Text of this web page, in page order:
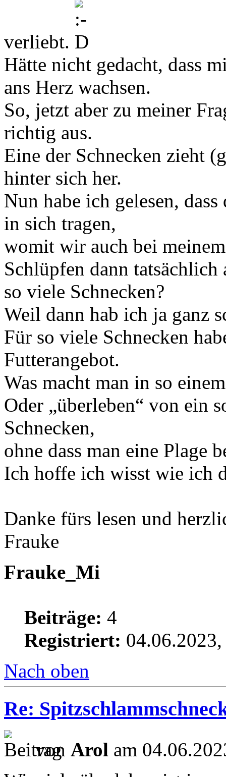
verliebt.
Hätte nicht gedacht, dass
ans Herz wachsen.
So, jetzt aber zu meiner
richtig aus.
Eine der Schnecken zieht
hinter sich her.
Nun habe ich gelesen,
in sich tragen,
womit wir auch bei
Schlüpfen dann tatsächlich
so viele Schnecken?
Weil dann hab ich ja ganz
Für so viele Schnecken
Futterangebot.
Was macht man in so
Oder „überleben“ von ein
Schnecken,
ohne dass man eine Plage
Ich hoffe ich wisst wie ich
Danke fürs lesen und
Frauke
Frauke_Mi
Beiträge: 4
Registriert:
Nach oben
Re:
von Arol am